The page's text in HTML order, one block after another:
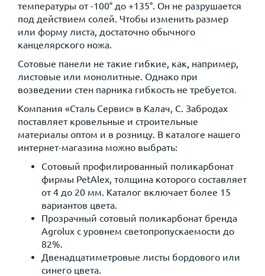
температуры от -100° до +135°. Он не разрушается
под действием солей. Чтобы изменить размер
или форму листа, достаточно обычного
канцелярского ножа.
Сотовые панели не такие гибкие, как, например,
листовые или монолитные. Однако при
возведении стен парника гибкость не требуется.
Компания «Сталь Сервис» в Калач, C. Забродах
поставляет кровельные и строительные
материалы оптом и в розницу. В каталоге нашего
интернет-магазина можно выбрать:
Сотовый профилированный поликарбонат
фирмы PetAlex, толщина которого составляет
от 4 до 20 мм. Каталог включает более 15
вариантов цвета.
Прозрачный сотовый поликарбонат бренда
Agrolux с уровнем светопропускаемости до
82%.
Двенадцатиметровые листы бордового или
синего цвета.